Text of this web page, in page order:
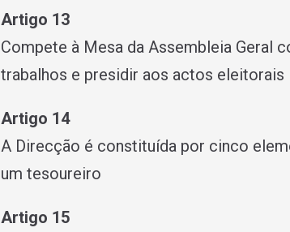
Artigo 13
Compete à Mesa da Assembleia Geral
trabalhos e presidir aos actos eleitorais
Artigo 14
A Direcção é constituída por cinco
um tesoureiro
Artigo 15